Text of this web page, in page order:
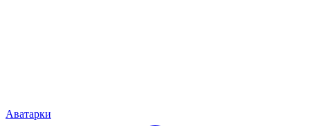
Аватарки